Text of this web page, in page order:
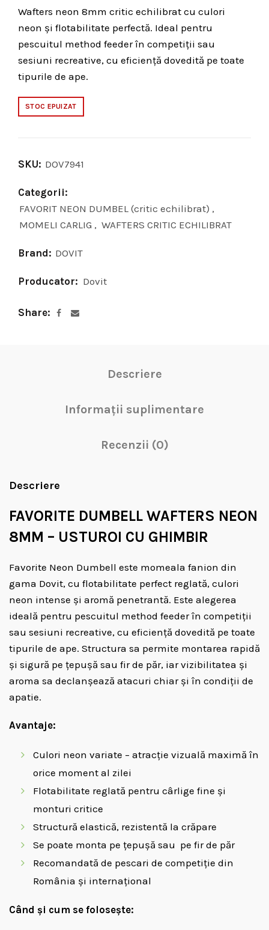
Wafters neon 8mm critic echilibrat cu culori
neon și flotabilitate perfectă. Ideal pentru
pescuitul method feeder în competiții sau
sesiuni recreative, cu eficiență dovedită pe toate
tipurile de ape.
STOC EPUIZAT
SKU: DOV7941
Categorii:
FAVORIT NEON DUMBEL (critic echilibrat) ,
MOMELI CARLIG , WAFTERS CRITIC ECHILIBRAT
Brand: DOVIT
Producator: Dovit
Share
Descriere
Informații suplimentare
Recenzii (0)
Descriere
FAVORITE DUMBELL WAFTERS NEON
8MM – USTUROI CU GHIMBIR
Favorite Neon Dumbell este momeala fanion din
gama Dovit, cu flotabilitate perfect reglată, culori
neon intense și aromă penetrantă. Este alegerea
ideală pentru pescuitul method feeder în competiții
sau sesiuni recreative, cu eficiență dovedită pe toate
tipurile de ape. Structura sa permite montarea rapidă
și sigură pe țepușă sau fir de păr, iar vizibilitatea și
aroma sa declanșează atacuri chiar și în condiții de
apatie.
Avantaje:
Culori neon variate – atracție vizuală maximă în
orice moment al zilei
Flotabilitate reglată pentru cârlige fine și
monturi critice
Structură elastică, rezistentă la crăpare
Se poate monta pe țepușă sau pe fir de păr
Recomandată de pescari de competiție din
România și internațional
Când și cum se folosește: